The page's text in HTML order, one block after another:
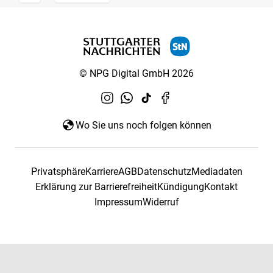
© NPG Digital GmbH 2026
Wo Sie uns noch folgen können
PrivatsphäreKarriereAGBDatenschutzMediadaten
Erklärung zur BarrierefreiheitKündigungKontakt
ImpressumWiderruf